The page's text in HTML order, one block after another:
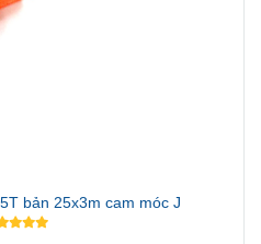
bản 25x3m cam móc J